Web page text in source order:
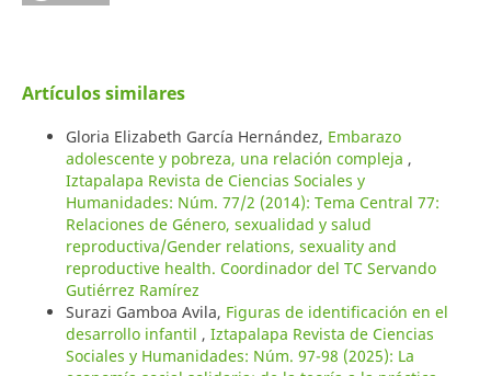
Artículos similares
Gloria Elizabeth García Hernández, Embarazo
adolescente y pobreza, una relación compleja ,
Iztapalapa Revista de Ciencias Sociales y
Humanidades: Núm. 77/2 (2014): Tema Central 77:
Relaciones de Género, sexualidad y salud
reproductiva/Gender relations, sexuality and
reproductive health. Coordinador del TC Servando
Gutiérrez Ramírez
Surazi Gamboa Avila, Figuras de identificación en el
desarrollo infantil , Iztapalapa Revista de Ciencias
Sociales y Humanidades: Núm. 97-98 (2025): La